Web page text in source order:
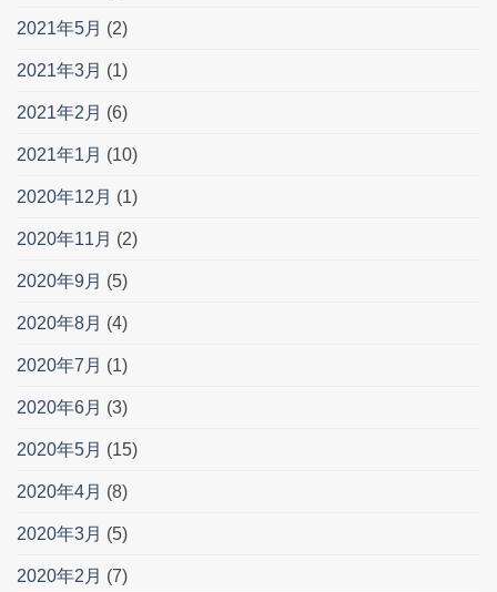
2021年5月 (2)
2021年3月 (1)
2021年2月 (6)
2021年1月 (10)
2020年12月 (1)
2020年11月 (2)
2020年9月 (5)
2020年8月 (4)
2020年7月 (1)
2020年6月 (3)
2020年5月 (15)
2020年4月 (8)
2020年3月 (5)
2020年2月 (7)